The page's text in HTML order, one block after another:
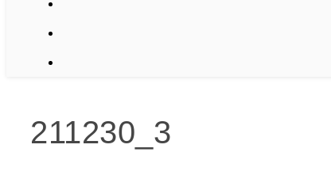
211230_3